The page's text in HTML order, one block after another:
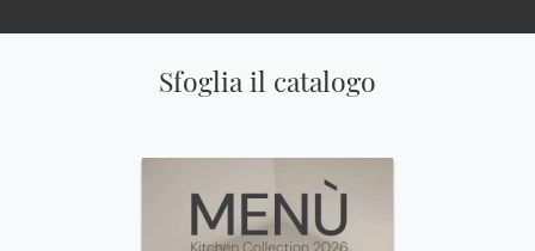
Sfoglia il catalogo